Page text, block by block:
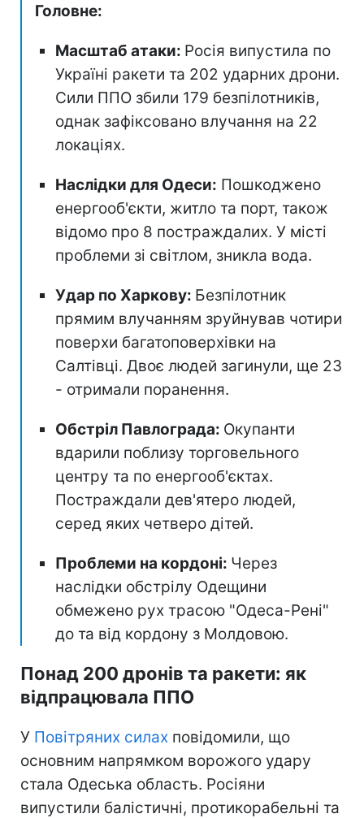
Головне:
Масштаб атаки: Росія випустила по
Україні ракети та 202 ударних дрони.
Сили ППО збили 179 безпілотників,
однак зафіксовано влучання на 22
локаціях.
Наслідки для Одеси: Пошкоджено
енергооб'єкти, житло та порт, також
відомо про 8 постраждалих. У місті
проблеми зі світлом, зникла вода.
Удар по Харкову: Безпілотник
прямим влучанням зруйнував чотири
поверхи багатоповерхівки на
Салтівці. Двоє людей загинули, ще 23
- отримали поранення.
Обстріл Павлограда: Окупанти
вдарили поблизу торговельного
центру та по енергооб'єктах.
Постраждали дев'ятеро людей,
серед яких четверо дітей.
Проблеми на кордоні: Через
наслідки обстрілу Одещини
обмежено рух трасою "Одеса-Рені"
до та від кордону з Молдовою.
Понад 200 дронів та ракети: як
відпрацювала ППО
У Повітряних силах повідомили, що
основним напрямком ворожого удару
стала Одеська область. Росіяни
випустили балістичні, протикорабельні та